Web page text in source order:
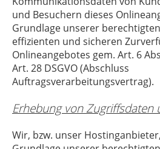
und Besuchern dieses
Grundlage unserer
effizienten und sicheren
Onlineangebotes gem. Art. 6
Art. 28 DSGVO (Abschluss
Auftragsverarbeitungsvertrag).
Erhebung von Zugriffsdaten
Wir, bzw. unser